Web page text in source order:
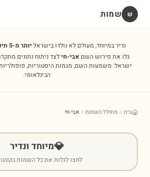
שׁ שמות
נדיר במיוחד, מעולם לא נולדו בישראליותר מ-5 תינוקות בשנה
גלו את פירוש השם אבי-חילצד ניתוח נתונים
ישראל: משמעות השם, מגמות היסטוריות, פופולריות
הבינלאומי.
בית מחולל השמות אבי-חי
💎מיוחד ונדיר
לחצו לגלות את כל השמות